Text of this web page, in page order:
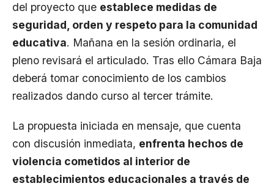
del proyecto que establece medidas de
seguridad, orden y respeto para la comunidad
educativa. Mañana en la sesión ordinaria, el
pleno revisará el articulado. Tras ello Cámara Baja
deberá tomar conocimiento de los cambios
realizados dando curso al tercer trámite.
La propuesta iniciada en mensaje, que cuenta
con discusión inmediata, enfrenta hechos de
violencia cometidos al interior de
establecimientos educacionales a través de